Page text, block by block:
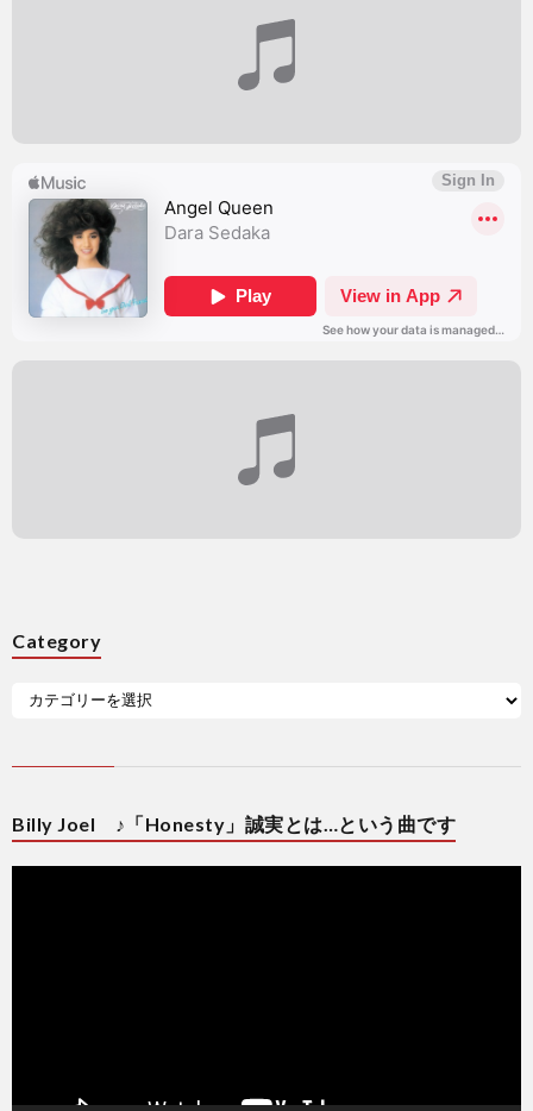
Category
Billy Joel ♪「Honesty」誠実とは…という曲です
動